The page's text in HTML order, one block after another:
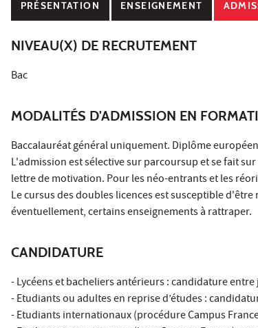
PRÉSENTATION ENSEIGNEMENT
NIVEAU(X) DE RECRUTEMENT
Bac
MODALITÉS D'ADMISSION EN
Baccalauréat général uniquement. Diplôme
L'admission est sélective sur parcoursup et se fait
lettre de motivation. Pour les néo-entrants et les
Le cursus des doubles licences est susceptible
éventuellement, certains enseignements à rattraper.
CANDIDATURE
- Lycéens et bacheliers antérieurs : candidature
- Etudiants ou adultes en reprise d’études :
- Etudiants internationaux (procédure Campus